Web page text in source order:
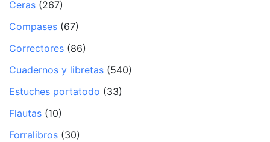
Ceras (267)
Compases (67)
Correctores (86)
Cuadernos y libretas (540)
Estuches portatodo (33)
Flautas (10)
Forralibros (30)